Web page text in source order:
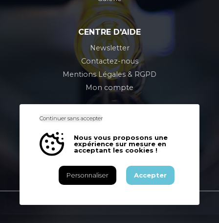
CENTRE D'AIDE
Newsletter
Contactez-nous
Mentions Légales & RGPD
Mon compte
CONTACT
Z.A. 5, rue de l'industrie
76160 Saint-Léger-du-Bourg-Denis
Tél : 02 32 12 50 00
Continuer sans accepter
Nous vous proposons une
expérience sur mesure en
acceptant les cookies !
Personnaliser Accepter